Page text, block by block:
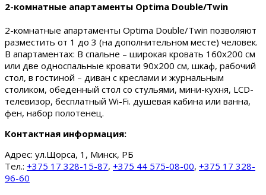
2-комнатные апартаменты Optima Double/Twin
2-комнатные апартаменты Optima Double/Twin позволяют
разместить от 1 до 3 (на дополнительном месте) человек.
В апартаментах: В спальне – широкая кровать 160х200 см
или две односпальные кровати 90х200 см, шкаф, рабочий
стол, в гостиной – диван с креслами и журнальным
столиком, обеденный стол со стульями, мини-кухня, LCD-
телевизор, бесплатный Wi-Fi. душевая кабина или ванна,
фен, набор полотенец.
Контактная информация:
Адрес: ул.Щорса, 1, Минск, РБ
Тел.: +375 17 328-15-87, +375 44 575-08-00, +375 17 328-
96-60